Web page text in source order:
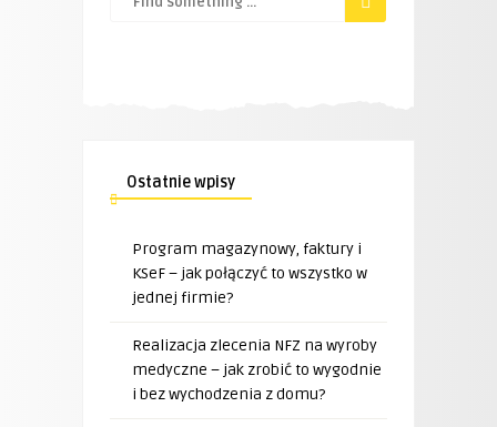
Ostatnie wpisy
Program magazynowy, faktury i
KSeF – jak połączyć to wszystko w
jednej firmie?
Realizacja zlecenia NFZ na wyroby
medyczne – jak zrobić to wygodnie
i bez wychodzenia z domu?